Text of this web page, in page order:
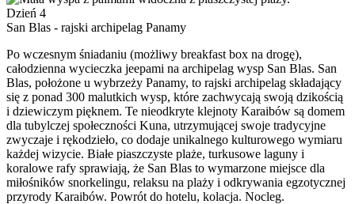
Dzień 4
San Blas - rajski archipelag Panamy
Po wczesnym śniadaniu (możliwy breakfast box na drogę),
całodzienna wycieczka jeepami na archipelag wysp San Blas. San
Blas, położone u wybrzeży Panamy, to rajski archipelag składający
się z ponad 300 malutkich wysp, które zachwycają swoją dzikością
i dziewiczym pięknem. Te nieodkryte klejnoty Karaibów są domem
dla tubylczej społeczności Kuna, utrzymującej swoje tradycyjne
zwyczaje i rękodzieło, co dodaje unikalnego kulturowego wymiaru
każdej wizycie. Białe piaszczyste plaże, turkusowe laguny i
koralowe rafy sprawiają, że San Blas to wymarzone miejsce dla
miłośników snorkelingu, relaksu na plaży i odkrywania egzotycznej
przyrody Karaibów. Powrót do hotelu, kolacja. Nocleg.